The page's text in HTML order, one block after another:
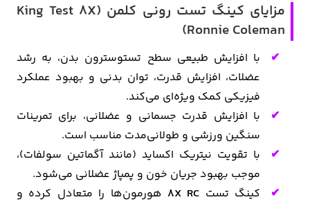
مزایای کینگ تست رونی کلمن (King Test 8X
Ronnie Coleman)
با افزایش طبیعی سطح تستوسترون بدن، به رشد
عضلات، افزایش قدرت، توان بدنی و بهبود عملکرد
فیزیکی کمک ویژه‌ای می‌کند.
با افزایش قدرت جسمانی و عضلانی، برای تمرینات
سنگین ورزشی و طولانی‌مدت مناسب است.
با تقویت نیتریک اکساید (مانند آگماتین سولفات)،
موجب بهبود جریان خون و پمپاژ عضلانی می‌شود.
کینگ تست 8X RC هورمون‌ها را متعادل کرده و